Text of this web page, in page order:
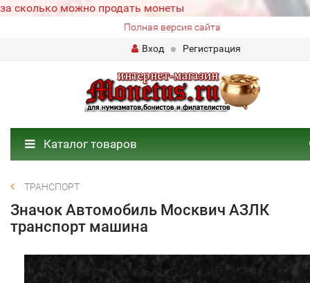
за сколько можно продать монеты
Полная версия сайта
Вход
Регистрация
Каталог товаров
ТРАНСПОРТ
Значок Автомобиль Москвич АЗЛК
транспорт машина